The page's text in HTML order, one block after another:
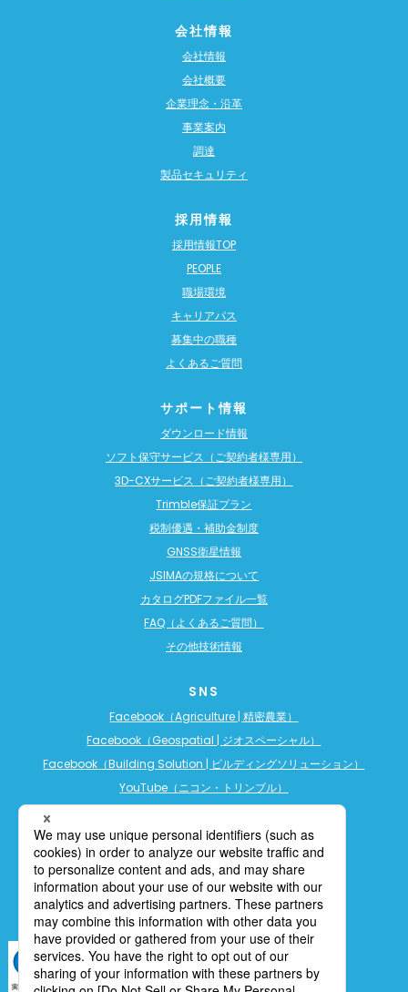
会社情報
会社情報
会社概要
企業理念・沿革
事業案内
調達
製品セキュリティ
採用情報
採用情報TOP
PEOPLE
職場環境
キャリアパス
募集中の職種
よくあるご質問
サポート情報
ダウンロード情報
ソフト保守サービス（ご契約者様専用）
3D-CXサービス（ご契約者様専用）
Trimble保証プラン
税制優遇・補助金制度
GNSS衛星情報
JSIMAの規格について
カタログPDFファイル一覧
FAQ（よくあるご質問）
その他技術情報
SNS
Facebook（Agriculture | 精密農業）
Facebook（Geospatial | ジオスペーシャル）
Facebook（Building Solution | ビルディングソリューション）
YouTube（ニコン・トリンブル）
YouTube（ビルディングソリューション）
LINE公式アカウント（精密農業）